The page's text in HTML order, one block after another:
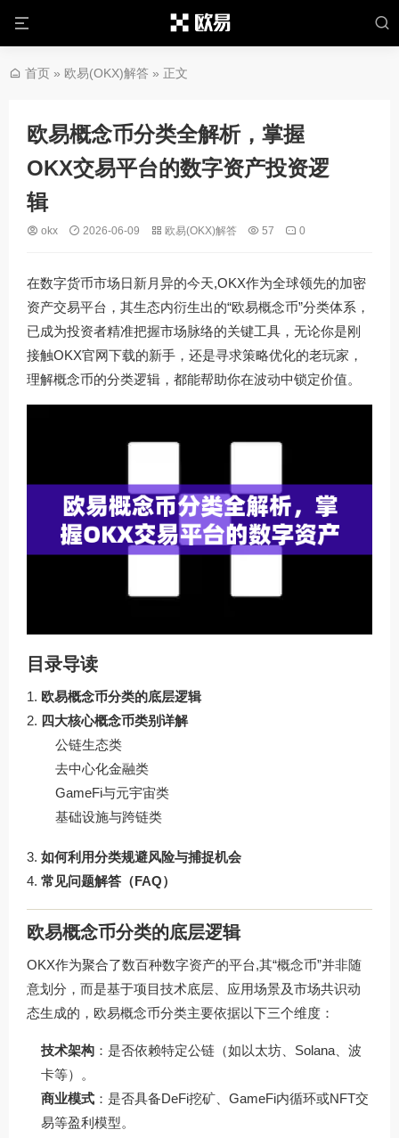
首页 » 欧易(OKX)解答 » 正文
欧易概念币分类全解析，掌握
OKX交易平台的数字资产投资逻
辑
okx 2026-06-09 欧易(OKX)解答 57 0
在数字货币市场日新月异的今天,OKX作为全球领先的加密
资产交易平台，其生态内衍生出的“欧易概念币”分类体系，
已成为投资者精准把握市场脉络的关键工具，无论你是刚
接触OKX官网下载的新手，还是寻求策略优化的老玩家，
理解概念币的分类逻辑，都能帮助你在波动中锁定价值。
目录导读
欧易概念币分类的底层逻辑
四大核心概念币类别详解
公链生态类
去中心化金融类
GameFi与元宇宙类
基础设施与跨链类
如何利用分类规避风险与捕捉机会
常见问题解答（FAQ）
欧易概念币分类的底层逻辑
OKX作为聚合了数百种数字资产的平台,其“概念币”并非随
意划分，而是基于项目技术底层、应用场景及市场共识动
态生成的，欧易概念币分类主要依据以下三个维度：
技术架构 ：是否依赖特定公链（如以太坊、Solana、波
卡等）。
商业模式 ：是否具备DeFi挖矿、GameFi内循环或NFT交
易等盈利模型。